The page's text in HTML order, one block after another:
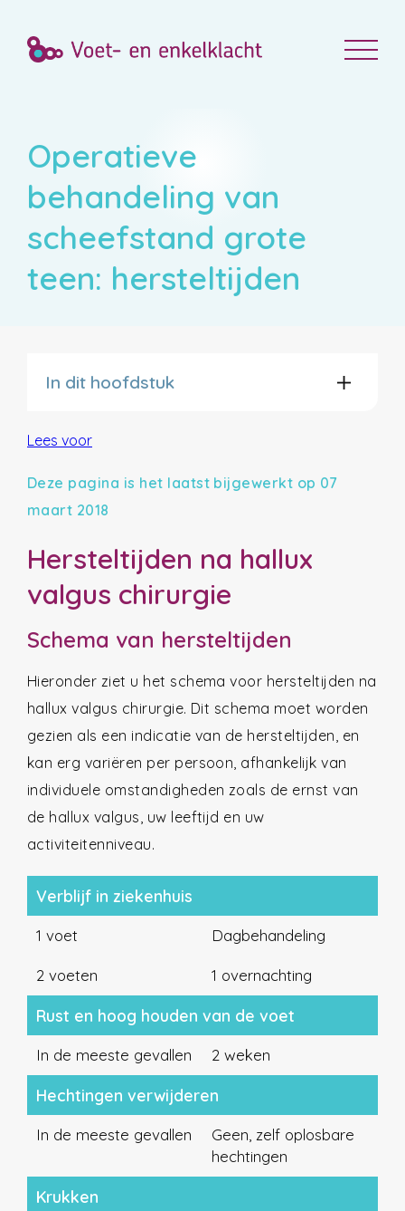
Operatieve
behandeling van
scheefstand grote
teen: hersteltijden
In dit hoofdstuk
Lees voor
Deze pagina is het laatst bijgewerkt op 07
maart 2018
Hersteltijden na hallux
valgus chirurgie
Schema van hersteltijden
Hieronder ziet u het schema voor hersteltijden na
hallux valgus chirurgie. Dit schema moet worden
gezien als een indicatie van de hersteltijden, en
kan erg variëren per persoon, afhankelijk van
individuele omstandigheden zoals de ernst van
de hallux valgus, uw leeftijd en uw
activiteitenniveau.
Verblijf in ziekenhuis
1 voet Dagbehandeling
2 voeten 1 overnachting
Rust en hoog houden van de voet
In de meeste gevallen 2 weken
Hechtingen verwijderen
In de meeste gevallen
Geen, zelf oplosbare
hechtingen
Krukken